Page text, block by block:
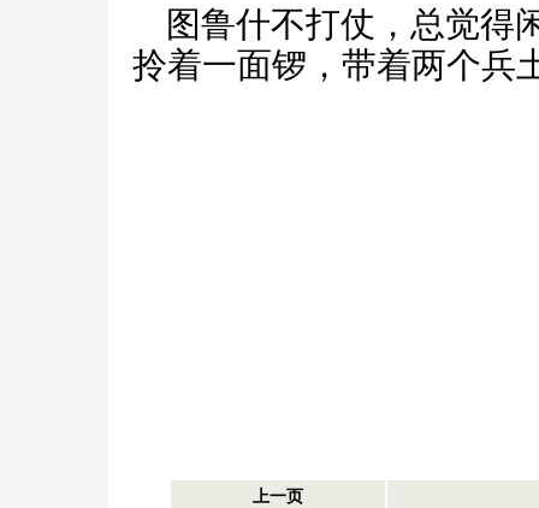
图鲁什不打仗，总觉得
拎着一面锣，带着两个兵
上一页